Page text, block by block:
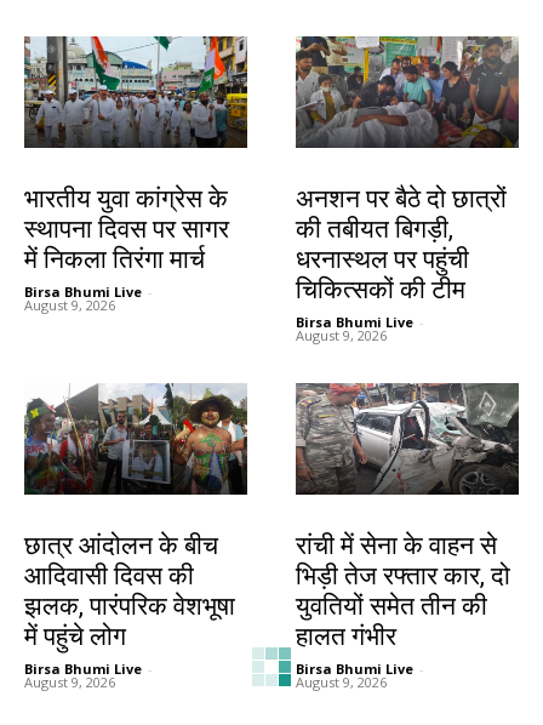
भारतीय युवा कांग्रेस के
स्थापना दिवस पर सागर
में निकला तिरंगा मार्च
Birsa Bhumi Live -
August 9, 2026
अनशन पर बैठे दो छात्रों
की तबीयत बिगड़ी,
धरनास्थल पर पहुंची
चिकित्सकों की टीम
Birsa Bhumi Live -
August 9, 2026
छात्र आंदोलन के बीच
आदिवासी दिवस की
झलक, पारंपरिक वेशभूषा
में पहुंचे लोग
Birsa Bhumi Live -
August 9, 2026
रांची में सेना के वाहन से
भिड़ी तेज रफ्तार कार, दो
युवतियों समेत तीन की
हालत गंभीर
Birsa Bhumi Live -
August 9, 2026